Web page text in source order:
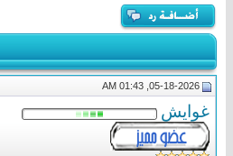
غوايش